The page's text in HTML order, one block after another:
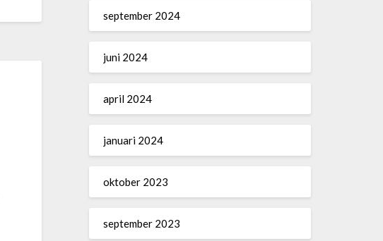
september 2024
juni 2024
april 2024
januari 2024
oktober 2023
september 2023